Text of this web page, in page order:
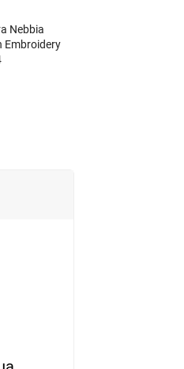
Nebbia
Embroidery